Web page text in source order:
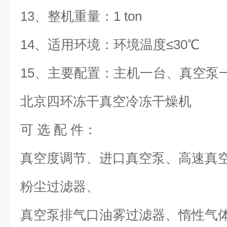
13、整机重量：1 ton
14、适用环境：环境温度≤30℃
15、主要配置：主机一台、真空泵
北京四环冻干真空冷冻干燥机
可 选 配 件：
真空度调节、进口真空泵、高速真
粉尘过滤器、
真空泵排气口油雾过滤器、惰性气